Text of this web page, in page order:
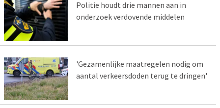
Politie houdt drie mannen aan in
onderzoek verdovende middelen
'Gezamenlijke maatregelen nodig om
aantal verkeersdoden terug te dringen'